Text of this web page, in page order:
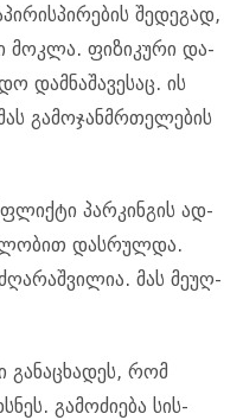
შე­დე­გად,
მოკ­ლა. ფი­ზი­კუ­რი და­
დამ­ნა­შა­ვე­საც. ის
გა­მო­ჯან­მრთე­ლე­ბის
პარ­კინ­გის ად­
დას­რულ­და.
მას მე­უღ­
გა­ნა­ცხა­დეს, რომ
გა­მო­ძი­ე­ბა სის­